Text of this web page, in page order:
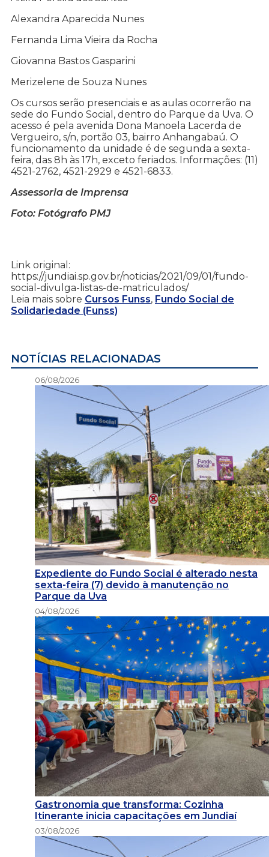
Alexandra Aparecida Nunes
Fernanda Lima Vieira da Rocha
Giovanna Bastos Gasparini
Merizelene de Souza Nunes
Os cursos serão presenciais e as aulas ocorrerão na
sede do Fundo Social, dentro do Parque da Uva. O
acesso é pela avenida Dona Manoela Lacerda de
Vergueiro, s/n, portão 03, bairro Anhangabaú. O
funcionamento da unidade é de segunda a sexta-
feira, das 8h às 17h, exceto feriados. Informações: (11)
4521-2762, 4521-2929 e 4521-6833.
Assessoria de Imprensa
Foto: Fotógrafo PMJ
Link original:
https://jundiai.sp.gov.br/noticias/2021/09/01/fundo-
social-divulga-listas-de-matriculados/
Leia mais sobre Cursos Funss, Fundo Social de
Solidariedade (Funss)
NOTÍCIAS RELACIONADAS
06/08/2026
Expediente do Fundo Social é alterado nesta
sexta-feira (7) devido à manutenção no
Parque da Uva
04/08/2026
Gastronomia que transforma: Cozinha
Itinerante inicia capacitações em Jundiaí
03/08/2026